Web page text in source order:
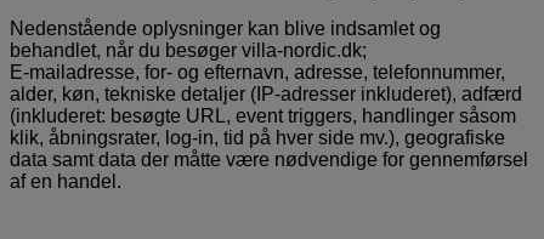
Nedenstående oplysninger kan blive indsamlet og
behandlet, når du besøger villa-nordic.dk;
E-mailadresse, for- og efternavn, adresse, telefonnummer,
alder, køn, tekniske detaljer (IP-adresser inkluderet), adfærd
(inkluderet: besøgte URL, event triggers, handlinger såsom
klik, åbningsrater, log-in, tid på hver side mv.), geografiske
data samt data der måtte være nødvendige for gennemførsel
af en handel.